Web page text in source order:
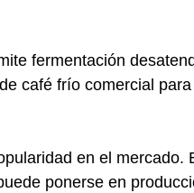
fermentación
café frío comercial
en el mercado.
ponerse en